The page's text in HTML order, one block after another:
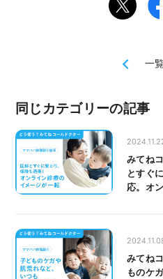
一
同じカテゴリーの記事
みてね
とすぐ
応。オ
みてね
ものケ